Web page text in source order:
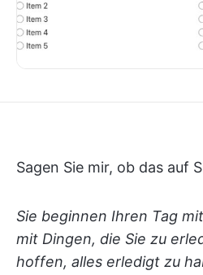
Sagen Sie mir, ob das auf
Sie beginnen Ihren Tag
mit Dingen, die Sie zu
hoffen, alles erledigt zu